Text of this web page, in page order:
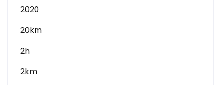
2020
20km
2h
2km